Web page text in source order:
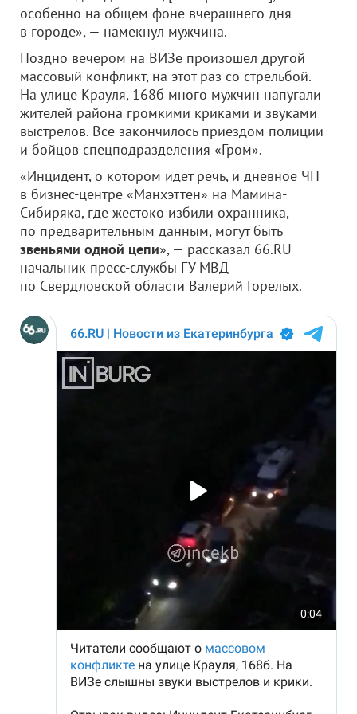
особенно на общем фоне вчерашнего дня
в городе», — намекнул мужчина.
Поздно вечером на ВИЗе произошел другой
массовый конфликт, на этот раз со стрельбой.
На улице Крауля, 168б много мужчин напугали
жителей района громкими криками и звуками
выстрелов. Все закончилось приездом полиции
и бойцов спецподразделения «Гром».
«Инцидент, о котором идет речь, и дневное ЧП
в бизнес-центре «Манхэттен» на Мамина-
Сибиряка, где жестоко избили охранника,
по предварительным данным, могут быть
звеньями одной цепи», — рассказал 66.RU
начальник пресс-службы ГУ МВД
по Свердловской области Валерий Горелых.